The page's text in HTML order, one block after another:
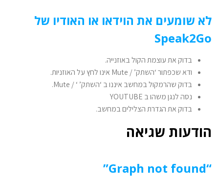
לא שומעים את הוידאו או האודיו של
Speak2Go
בדוק את עוצמת הקול באוזנייה.
ודא שכפתור ‘השתק’ / Mute אינו לחץ על האוזניות.
בדוק שהרמקול במחשב איננו ב ‘השתק’ ‘ / Mute.
נסה לנגן משהו ב YOUTUBE
בדוק את הגדרת הצלילים במחשב.
הודעות שגיאה
“Graph not found”